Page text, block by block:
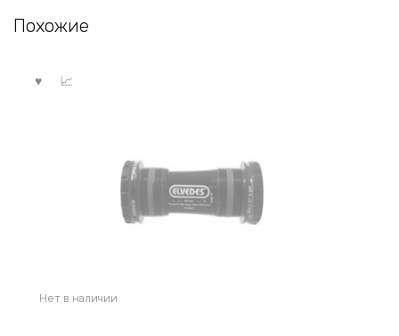
Похожие
Нет в наличии